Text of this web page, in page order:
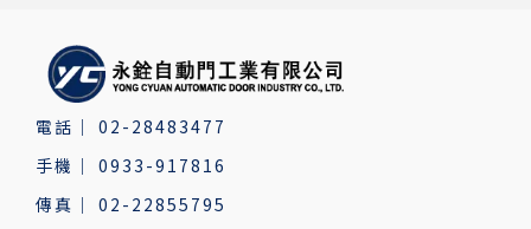
02-28483477
0933-917816
02-22855795